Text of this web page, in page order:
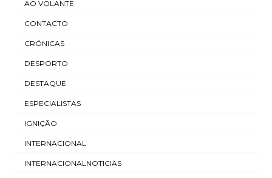
AO VOLANTE
CONTACTO
CRÓNICAS
DESPORTO
DESTAQUE
ESPECIALISTAS
IGNIÇÃO
INTERNACIONAL
INTERNACIONALNOTICIAS